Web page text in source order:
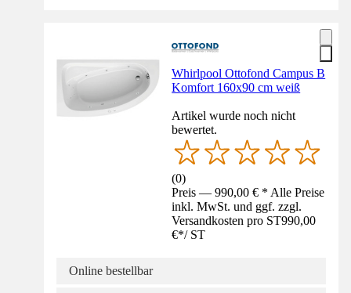
Whirlpool Ottofond Campus B
Komfort 160x90 cm weiß
Artikel wurde noch nicht
bewertet.
(0)
Preis — 990,00 € * Alle Preise
inkl. MwSt. und ggf. zzgl.
Versandkosten pro ST990,00
€*/ ST
Online bestellbar